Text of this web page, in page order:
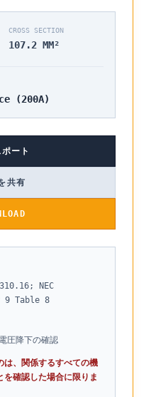
CROSS SECTION
107.2 MM²
(200A)
ート
共有
NEC
9 Table 8
圧降下の確認
は、関係するすべての機
を確認した場合に限りま